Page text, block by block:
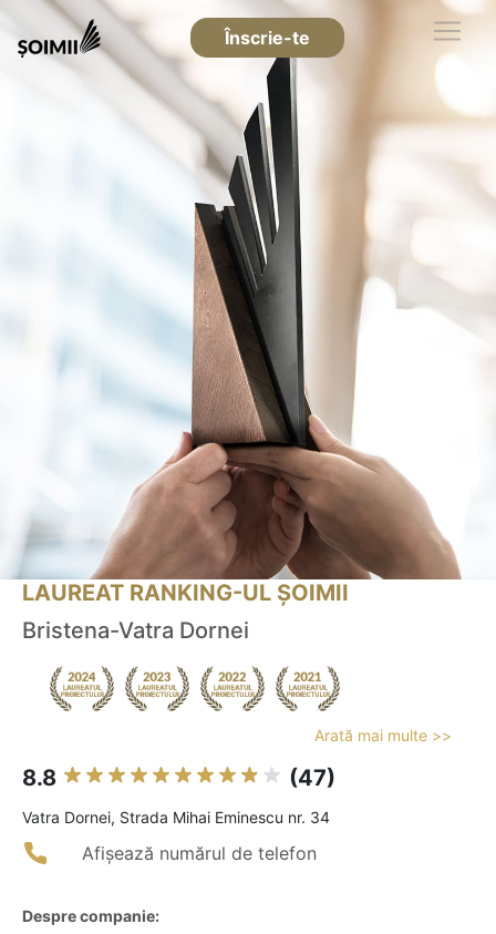
Înscrie-te
LAUREAT RANKING-UL ȘOIMII
Bristena-Vatra Dornei
Arată mai multe >>
8.8 (47)
Vatra Dornei, Strada Mihai Eminescu nr. 34
Afișează numărul de telefon
Despre companie: